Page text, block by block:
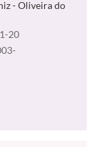
- Oliveira do
20